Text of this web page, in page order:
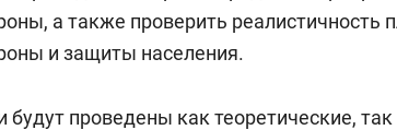
а также проверить реалистичность
и защиты населения.
будут проведены как теоретические,